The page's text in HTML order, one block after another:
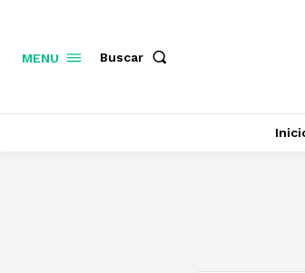
MENU Buscar